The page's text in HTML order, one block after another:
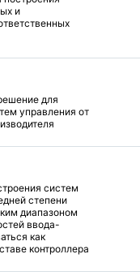
и
для
управления от
систем
степени
диапазоном
ввода-
как
контроллера
модуля